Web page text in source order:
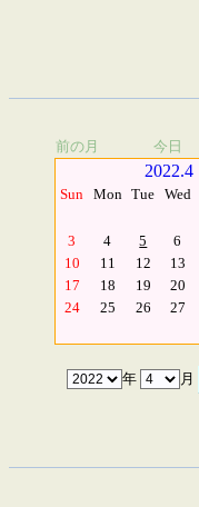
前の月 今日
2022.4
Sun Mon Tue Wed
3
4 5 6
10
11 12 13
17
18 19 20
24
25 26 27
年 月